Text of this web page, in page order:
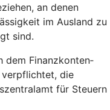
an denen
im Ausland zu
sind.
dem Finanz­konten­
verpflichtet, die
für Steuern